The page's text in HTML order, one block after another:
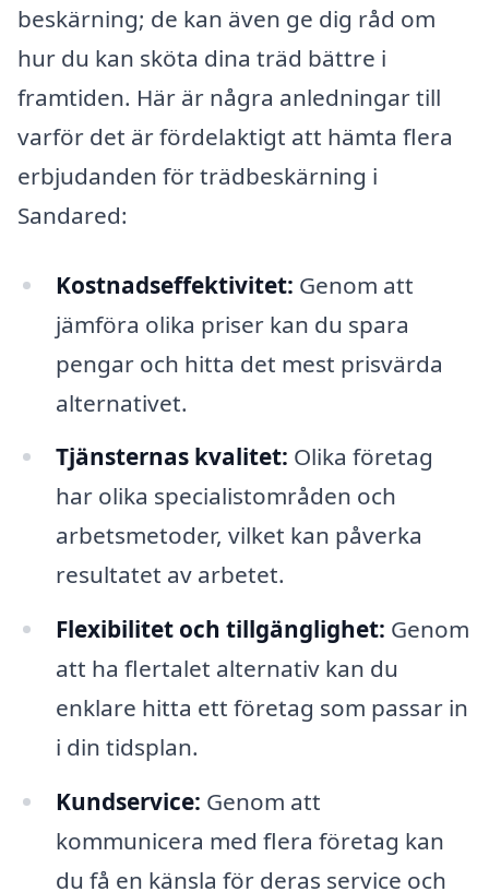
beskärning; de kan även ge dig råd om
hur du kan sköta dina träd bättre i
framtiden. Här är några anledningar till
varför det är fördelaktigt att hämta flera
erbjudanden för trädbeskärning i
Sandared:
Kostnadseffektivitet: Genom att
jämföra olika priser kan du spara
pengar och hitta det mest prisvärda
alternativet.
Tjänsternas kvalitet: Olika företag
har olika specialistområden och
arbetsmetoder, vilket kan påverka
resultatet av arbetet.
Flexibilitet och tillgänglighet: Genom
att ha flertalet alternativ kan du
enklare hitta ett företag som passar in
i din tidsplan.
Kundservice: Genom att
kommunicera med flera företag kan
du få en känsla för deras service och